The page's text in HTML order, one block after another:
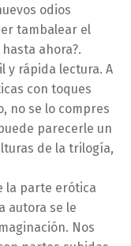
odios
tambalear el
ahora?.
y rápida lectura. A
con toques
no se lo compres
parecerle un
de la trilogía,
la parte erótica
autora se le
Nos